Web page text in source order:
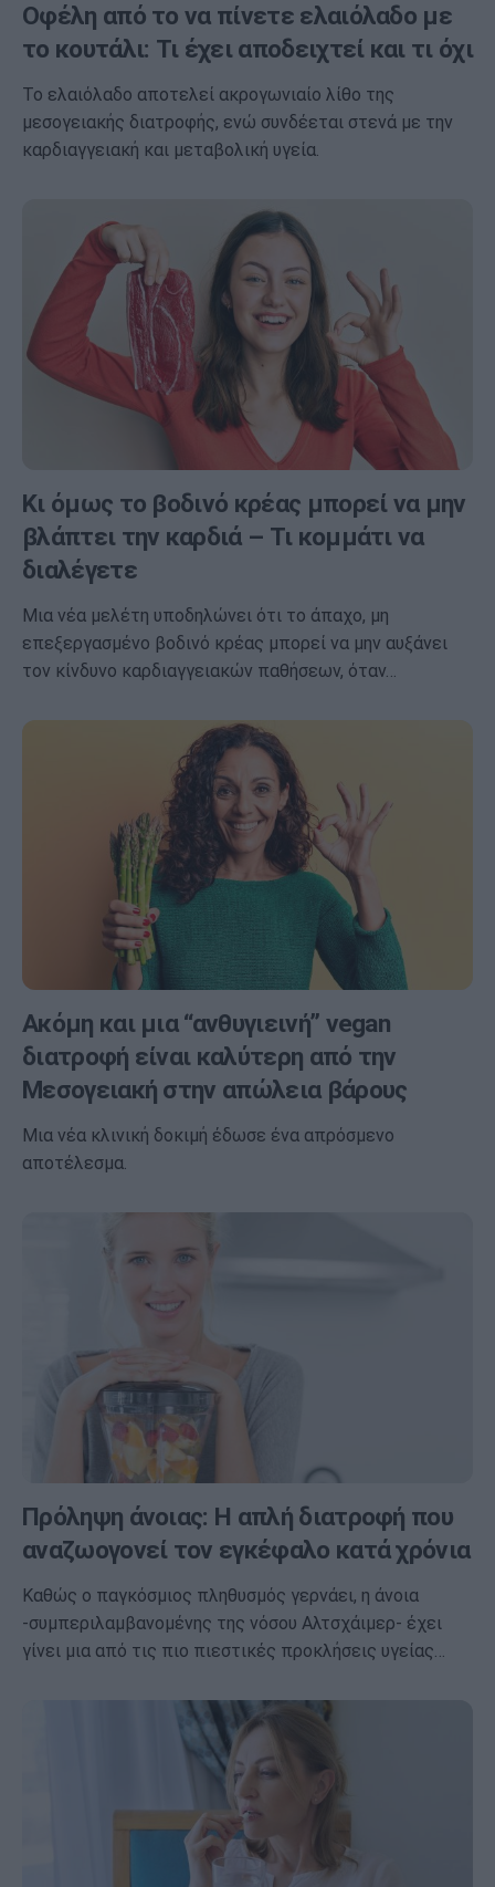
Οφέλη από το να πίνετε ελαιόλαδο με
το κουτάλι: Τι έχει αποδειχτεί και τι όχι
Το ελαιόλαδο αποτελεί ακρογωνιαίο λίθο της
μεσογειακής διατροφής, ενώ συνδέεται στενά με την
καρδιαγγειακή και μεταβολική υγεία.
Κι όμως το βοδινό κρέας μπορεί να μην
βλάπτει την καρδιά – Τι κομμάτι να
διαλέγετε
Μια νέα μελέτη υποδηλώνει ότι το άπαχο, μη
επεξεργασμένο βοδινό κρέας μπορεί να μην αυξάνει
τον κίνδυνο καρδιαγγειακών παθήσεων, όταν…
Ακόμη και μια “ανθυγιεινή” vegan
διατροφή είναι καλύτερη από την
Μεσογειακή στην απώλεια βάρους
Μια νέα κλινική δοκιμή έδωσε ένα απρόσμενο
αποτέλεσμα.
Πρόληψη άνοιας: Η απλή διατροφή που
αναζωογονεί τον εγκέφαλο κατά χρόνια
Καθώς ο παγκόσμιος πληθυσμός γερνάει, η άνοια
-συμπεριλαμβανομένης της νόσου Αλτσχάιμερ- έχει
γίνει μια από τις πιο πιεστικές προκλήσεις υγείας…